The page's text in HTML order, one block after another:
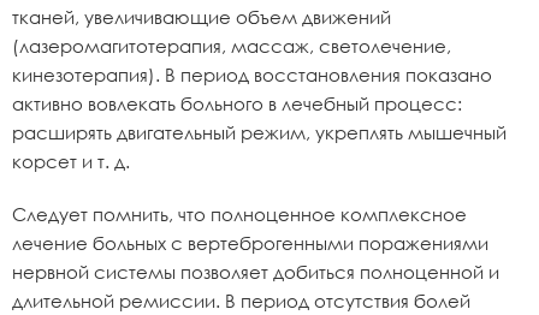
тканей, увеличивающие объем движений
(лазеромагитотерапия, массаж, светолечение,
кинезотерапия). В период восстановления показано
активно вовлекать больного в лечебный процесс:
расширять двигательный режим, укреплять мышечный
корсет и т. д.
Следует помнить, что полноценное комплексное
лечение больных с вертеброгенными поражениями
нервной системы позволяет добиться полноценной и
длительной ремиссии. В период отсутствия болей